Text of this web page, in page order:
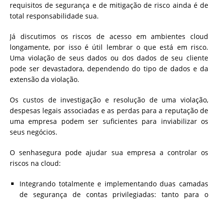
requisitos de segurança e de mitigação de risco ainda é de
total responsabilidade sua.
Já discutimos os riscos de acesso em ambientes cloud
longamente, por isso é útil lembrar o que está em risco.
Uma violação de seus dados ou dos dados de seu cliente
pode ser devastadora, dependendo do tipo de dados e da
extensão da violação.
Os custos de investigação e resolução de uma violação,
despesas legais associadas e as perdas para a reputação de
uma empresa podem ser suficientes para inviabilizar os
seus negócios.
O senhasegura pode ajudar sua empresa a controlar os
riscos na cloud:
Integrando totalmente e implementando duas camadas
de segurança de contas privilegiadas: tanto para o